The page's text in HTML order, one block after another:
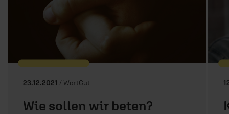
23.12.2021 / WortGut
Wie sollen wir beten?